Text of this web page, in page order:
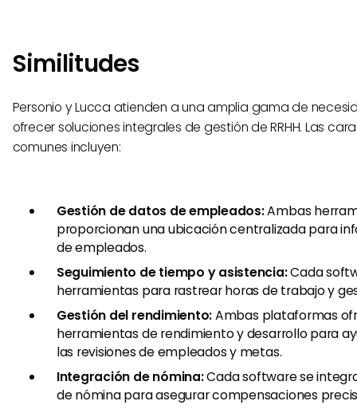
Similitudes
Personio y Lucca atienden a una amplia gama de
ofrecer soluciones integrales de gestión de RRHH. Las
comunes incluyen:
Gestión de datos de empleados:Ambas
proporcionan una ubicación centralizada para
de empleados.
Seguimiento de tiempo y asistencia:Cada
herramientas para rastrear horas de trabajo y
Gestión del rendimiento:Ambas plataformas
herramientas de rendimiento y desarrollo para
las revisiones de empleados y metas.
Integración de nómina:Cada software se
de nómina para asegurar compensaciones